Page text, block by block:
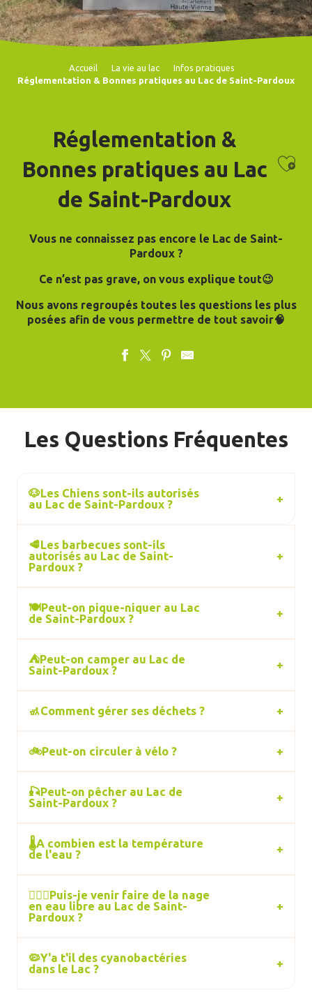
Accueil La vie au lac
Infos pratiques
Réglementation & Bonnes pratiques au Lac de Saint-Pardoux
Réglementation &
Bonnes pratiques au Lac
de Saint-Pardoux
Vous ne connaissez pas encore le Lac de Saint-
Pardoux ?
Ce n’est pas grave, on vous explique tout😉
Nous avons regroupés toutes les questions les plus
posées afin de vous permettre de tout savoir🧠
Les Questions Fréquentes
🐶Les Chiens sont-ils autorisés
au Lac de Saint-Pardoux ?
🥩Les barbecues sont-ils
autorisés au Lac de Saint-
Pardoux ?
🍽️Peut-on pique-niquer au Lac
de Saint-Pardoux ?
⛺Peut-on camper au Lac de
Saint-Pardoux ?
🚮Comment gérer ses déchets ?
🚲Peut-on circuler à vélo ?
🎣Peut-on pêcher au Lac de
Saint-Pardoux ?
🌡️A combien est la température
de l'eau ?
🏊🏼‍♂️Puis-je venir faire de la nage
en eau libre au Lac de Saint-
Pardoux ?
🦠Y'a t'il des cyanobactéries
dans le Lac ?